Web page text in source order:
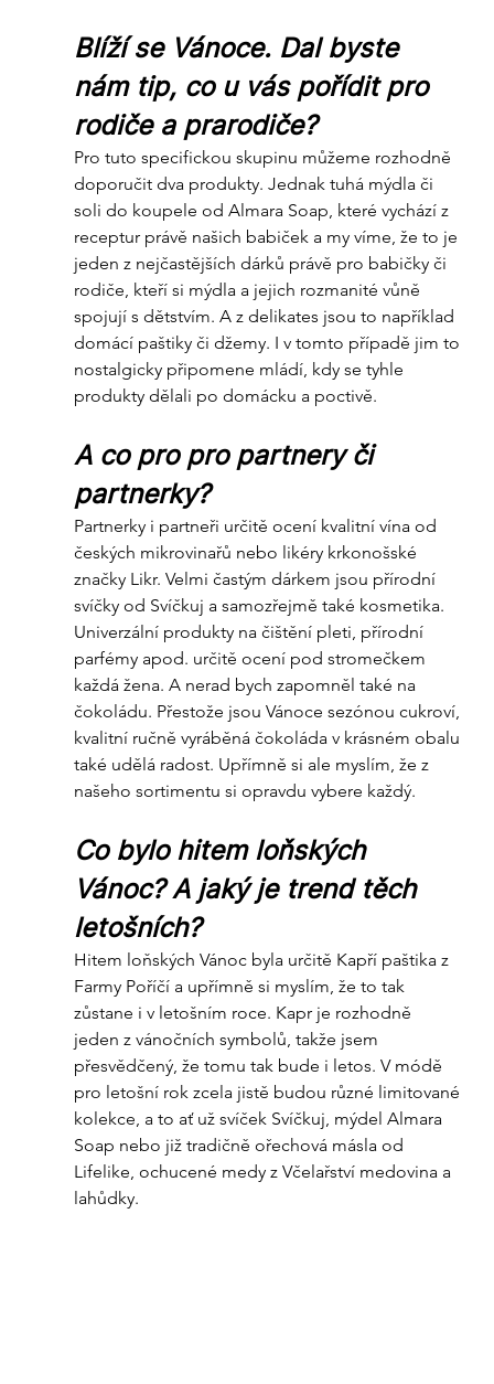
Blíží se Vánoce. Dal byste
nám tip, co u vás pořídit pro
rodiče a prarodiče?
Pro tuto specifickou skupinu můžeme rozhodně
doporučit dva produkty. Jednak tuhá mýdla či
soli do koupele od Almara Soap, které vychází z
receptur právě našich babiček a my víme, že to je
jeden z nejčastějších dárků právě pro babičky či
rodiče, kteří si mýdla a jejich rozmanité vůně
spojují s dětstvím. A z delikates jsou to například
domácí paštiky či džemy. I v tomto případě jim to
nostalgicky připomene mládí, kdy se tyhle
produkty dělali po domácku a poctivě.
A co pro pro partnery či
partnerky?
Partnerky i partneři určitě ocení kvalitní vína od
českých mikrovinařů nebo likéry krkonošské
značky Likr. Velmi častým dárkem jsou přírodní
svíčky od Svíčkuj a samozřejmě také kosmetika.
Univerzální produkty na čištění pleti, přírodní
parfémy apod. určitě ocení pod stromečkem
každá žena. A nerad bych zapomněl také na
čokoládu. Přestože jsou Vánoce sezónou cukroví,
kvalitní ručně vyráběná čokoláda v krásném obalu
také udělá radost. Upřímně si ale myslím, že z
našeho sortimentu si opravdu vybere každý.
Co bylo hitem loňských
Vánoc? A jaký je trend těch
letošních?
Hitem loňských Vánoc byla určitě Kapří paštika z
Farmy Poříčí a upřímně si myslím, že to tak
zůstane i v letošním roce. Kapr je rozhodně
jeden z vánočních symbolů, takže jsem
přesvědčený, že tomu tak bude i letos. V módě
pro letošní rok zcela jistě budou různé limitované
kolekce, a to ať už svíček Svíčkuj, mýdel Almara
Soap nebo již tradičně ořechová másla od
Lifelike, ochucené medy z Včelařství medovina a
lahůdky.